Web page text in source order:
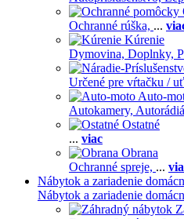
Ochranné rúška, ...
Kúrenie
Dymovina, Doplnky,
Určené pre vŕtačku /
Auto-
Autokamery,
Ostatné
... viac
Obrana
Ochranné spreje, ...
Nábytok a zariadenie
Nábytok a zariadenie